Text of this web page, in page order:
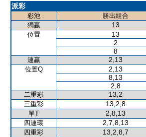
派彩
彩池 勝出組合
獨贏
13
位置 13
2
8
連贏 2,13
位置Q 2,13
8,13
2,8
二重彩 13,2
三重彩 13,2,8
單T 2,8,13
四連環 2,7,8,13
四重彩 13,2,8,7